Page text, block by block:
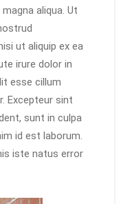
aliqua. Ut
ut aliquip ex ea
irure dolor in
esse cillum
Excepteur sint
sunt in culpa
id est laborum.
iste natus error